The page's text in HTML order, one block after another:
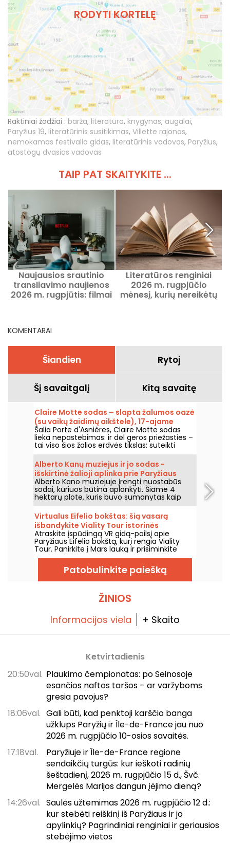
RODYTI KORTELĘ
Raktiniai žodžiai : barža, literatūra, knygynas, augalai,
Paryžius 19, literatūrinis susitikimas, Villette rajonas,
nemokamas festivalio gidas, literatūrinis vadovas, Paryžius,
atostogų dvasios vadovas
TAIP PAT SKAITYKITE ...
Naujausios srautinio
transliavimo naujienos
2026 m. rugpjūtis: filmai
Literatūros renginiai
2026 m. rugpjūčio
mėnesį, kurių nereikėtų
KOMENTARAI
Šiandien Rytoj
Šį savaitgalį Kitą savaitę
Claire Motte sodas – slapta žalumos oazė
(su vaikų žaidimų aikštele), 17-ajame
Paryžiaus rajone.
Šalia Porte d'Asnières, Claire Motte sodas
lieka nepastebimas: ir dėl geros priežasties –
tai viso šios žalios erdvės tikslas: suteikti
vietą, kur atgauti jėgas, ramiai.
Alberto Kanų muziejus ir jo sodas -
išskirtinė žalioji aplinka prie Paryžiaus
vartų
Alberto Kano muziejuje įrengti nuostabūs
sodai, kuriuos būtina aplankyti. Šiame 4
hektarų plote, kuris buvo sumanytas kaip
vaizdingas sodas, yra nuostabus japoniškas
sodas ir kaimas, angliškas sodas,
prancūziškas sodas, miškai ir pievos. Tai tikra
permaina.
Virtualus Eifelio bokštas: šią vasarą
išbandykite Viality Tour istorinės
ekskursijos gidą.
Atraskite įspūdingą VR gidą-poilsį apie
Paryžiaus Eifelio bokštą, kurį rengia Viality
Tour. Panirkite į Mars lauką ir prisiminkite
geležinės damos statybą bei jos atidarymą
1889 metais. Naujasis, iki šiol ištobulintas
leidimas išėjo 2026 m. kovo 31 d. Šia proga
turime jums nuolaidos kodą! O šiuo karščiu
Patobulinkite paiešką
ŽINIOS
Informacijos viela + Skaito
Ketvirtadienis
20:50val. Plaukimo čempionatas: po Seinosoje
esančios naftos taršos – ar varžyboms
gresia pavojus?
18:06val. Gali būti, kad penktoji karščio banga
užklups Paryžių ir Île-de-France jau nuo
2026 m. rugpjūčio 10-osios savaitės.
17:18val.
Paryžiuje ir Île-de-France regione
sendaikčių turgūs: kur ieškoti radinių
šeštadienį, 2026 m. rugpjūčio 15 d., Švč.
Mergelės Marijos dangun įėjimo dieną?
14:26val. Saulės užtemimas 2026 m. rugpjūčio 12 d.:
kur stebėti reiškinį iš Paryžiaus ir jo
apylinkių? Pagrindiniai renginiai ir geriausios
stebėjimo vietos